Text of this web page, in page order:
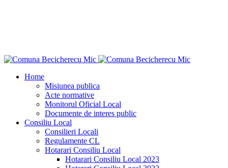
Home
Misiunea publica
Acte normative
Monitorul Oficial Local
Documente de interes public
Consiliu Local
Consilieri Locali
Regulamente CL
Hotarari Consiliu Local
Hotarari Consiliu Local 2023